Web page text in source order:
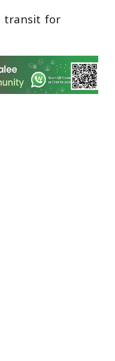
transit for